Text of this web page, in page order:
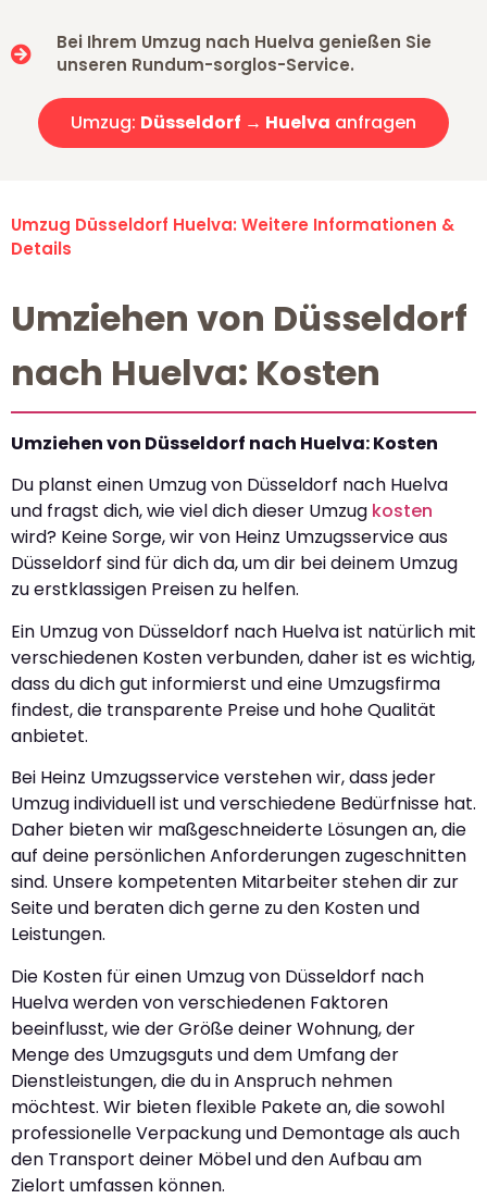
Bei Ihrem Umzug nach Huelva genießen Sie
unseren Rundum-sorglos-Service.
Umzug: Düsseldorf → Huelva anfragen
Umzug Düsseldorf Huelva: Weitere Informationen &
Details
Umziehen von Düsseldorf
nach Huelva: Kosten
Umziehen von Düsseldorf nach Huelva: Kosten
Du planst einen Umzug von Düsseldorf nach Huelva
und fragst dich, wie viel dich dieser Umzug kosten
wird? Keine Sorge, wir von Heinz Umzugsservice aus
Düsseldorf sind für dich da, um dir bei deinem Umzug
zu erstklassigen Preisen zu helfen.
Ein Umzug von Düsseldorf nach Huelva ist natürlich mit
verschiedenen Kosten verbunden, daher ist es wichtig,
dass du dich gut informierst und eine Umzugsfirma
findest, die transparente Preise und hohe Qualität
anbietet.
Bei Heinz Umzugsservice verstehen wir, dass jeder
Umzug individuell ist und verschiedene Bedürfnisse hat.
Daher bieten wir maßgeschneiderte Lösungen an, die
auf deine persönlichen Anforderungen zugeschnitten
sind. Unsere kompetenten Mitarbeiter stehen dir zur
Seite und beraten dich gerne zu den Kosten und
Leistungen.
Die Kosten für einen Umzug von Düsseldorf nach
Huelva werden von verschiedenen Faktoren
beeinflusst, wie der Größe deiner Wohnung, der
Menge des Umzugsguts und dem Umfang der
Dienstleistungen, die du in Anspruch nehmen
möchtest. Wir bieten flexible Pakete an, die sowohl
professionelle Verpackung und Demontage als auch
den Transport deiner Möbel und den Aufbau am
Zielort umfassen können.